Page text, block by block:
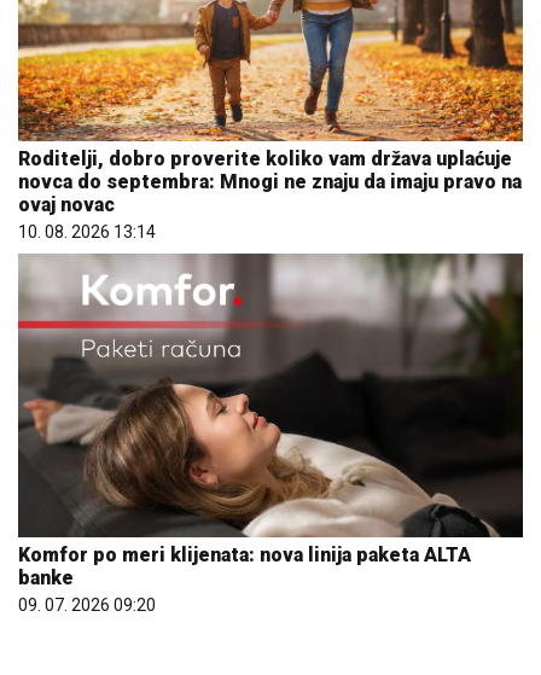
Roditelji, dobro proverite koliko vam država uplaćuje
novca do septembra: Mnogi ne znaju da imaju pravo na
ovaj novac
10. 08. 2026 13:14
Komfor po meri klijenata: nova linija paketa ALTA
banke
09. 07. 2026 09:20